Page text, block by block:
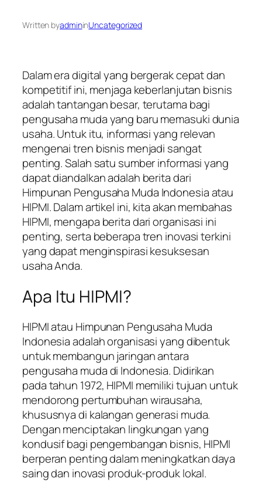
Written byadmininUncategorized
Dalam era digital yang bergerak cepat dan
kompetitif ini, menjaga keberlanjutan bisnis
adalah tantangan besar, terutama bagi
pengusaha muda yang baru memasuki dunia
usaha. Untuk itu, informasi yang relevan
mengenai tren bisnis menjadi sangat
penting. Salah satu sumber informasi yang
dapat diandalkan adalah berita dari
Himpunan Pengusaha Muda Indonesia atau
HIPMI. Dalam artikel ini, kita akan membahas
HIPMI, mengapa berita dari organisasi ini
penting, serta beberapa tren inovasi terkini
yang dapat menginspirasi kesuksesan
usaha Anda.
Apa Itu HIPMI?
HIPMI atau Himpunan Pengusaha Muda
Indonesia adalah organisasi yang dibentuk
untuk membangun jaringan antara
pengusaha muda di Indonesia. Didirikan
pada tahun 1972, HIPMI memiliki tujuan untuk
mendorong pertumbuhan wirausaha,
khususnya di kalangan generasi muda.
Dengan menciptakan lingkungan yang
kondusif bagi pengembangan bisnis, HIPMI
berperan penting dalam meningkatkan daya
saing dan inovasi produk-produk lokal.